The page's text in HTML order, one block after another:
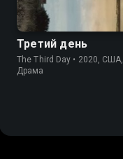
6.2
Третий день
The Third Day • 2020, США,
Драма